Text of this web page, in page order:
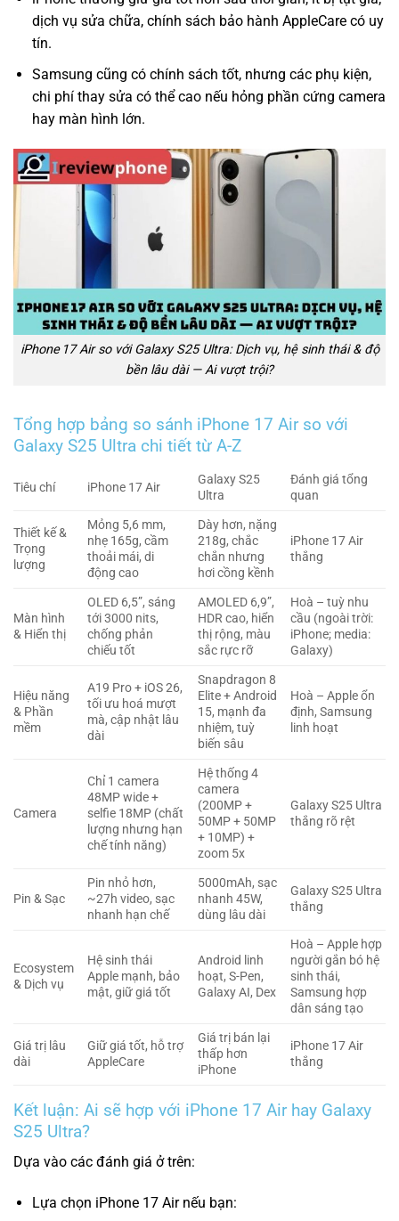
dịch vụ sửa chữa, chính sách bảo hành AppleCare có uy
tín.
Samsung cũng có chính sách tốt, nhưng các phụ kiện,
chi phí thay sửa có thể cao nếu hỏng phần cứng camera
hay màn hình lớn.
iPhone 17 Air so với Galaxy S25 Ultra: Dịch vụ, hệ sinh thái & độ
bền lâu dài — Ai vượt trội?
Tổng hợp bảng so sánh iPhone 17 Air so với
Galaxy S25 Ultra chi tiết từ A-Z
Tiêu chí iPhone 17 Air
Galaxy S25
Ultra
Đánh giá tổng
quan
Thiết kế &
Trọng
lượng
Mỏng 5,6 mm,
nhẹ 165g, cầm
thoải mái, di
động cao
Dày hơn, nặng
218g, chắc
chắn nhưng
hơi cồng kềnh
iPhone 17 Air
thắng
Màn hình
& Hiển thị
OLED 6,5”, sáng
tới 3000 nits,
chống phản
chiếu tốt
AMOLED 6,9”,
HDR cao, hiển
thị rộng, màu
sắc rực rỡ
Hoà – tuỳ nhu
cầu (ngoài trời:
iPhone; media:
Galaxy)
Hiệu năng
& Phần
mềm
A19 Pro + iOS 26,
tối ưu hoá mượt
mà, cập nhật lâu
dài
Snapdragon 8
Elite + Android
15, mạnh đa
nhiệm, tuỳ
biến sâu
Hoà – Apple ổn
định, Samsung
linh hoạt
Camera
Chỉ 1 camera
48MP wide +
selfie 18MP (chất
lượng nhưng hạn
chế tính năng)
Hệ thống 4
camera
(200MP +
50MP + 50MP
+ 10MP) +
zoom 5x
Galaxy S25 Ultra
thắng rõ rệt
Pin & Sạc
Pin nhỏ hơn,
~27h video, sạc
nhanh hạn chế
5000mAh, sạc
nhanh 45W,
dùng lâu dài
Galaxy S25 Ultra
thắng
Ecosystem
& Dịch vụ
Hệ sinh thái
Apple mạnh, bảo
mật, giữ giá tốt
Android linh
hoạt, S-Pen,
Galaxy AI, Dex
Hoà – Apple hợp
người gắn bó hệ
sinh thái,
Samsung hợp
dân sáng tạo
Giá trị lâu
dài
Giữ giá tốt, hỗ trợ
AppleCare
Giá trị bán lại
thấp hơn
iPhone
iPhone 17 Air
thắng
Kết luận: Ai sẽ hợp với iPhone 17 Air hay Galaxy
S25 Ultra?
Dựa vào các đánh giá ở trên:
Lựa chọn iPhone 17 Air nếu bạn: